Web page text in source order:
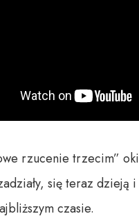
rzucenie trzecim”
się teraz dzieją
czasie.